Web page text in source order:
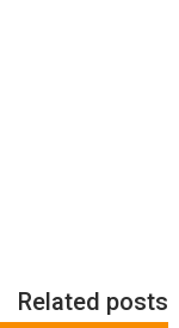
Related posts